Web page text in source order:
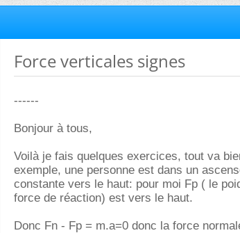
Force verticales signes
------
Bonjour à tous,
Voilà je fais quelques exercices, tout va
exemple, une personne est dans un
constante vers le haut: pour moi Fp ( le
force de réaction) est vers le haut.
Donc Fn - Fp = m.a=0 donc la force